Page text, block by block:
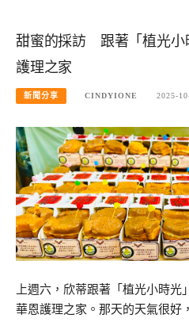
甜蜜的採訪 跟著「植光小
護理之家
新聞分享 CINDYIONE 2025-
上週六，欣蒂跟著「植光小時
華恩護理之家。那天的天氣很好